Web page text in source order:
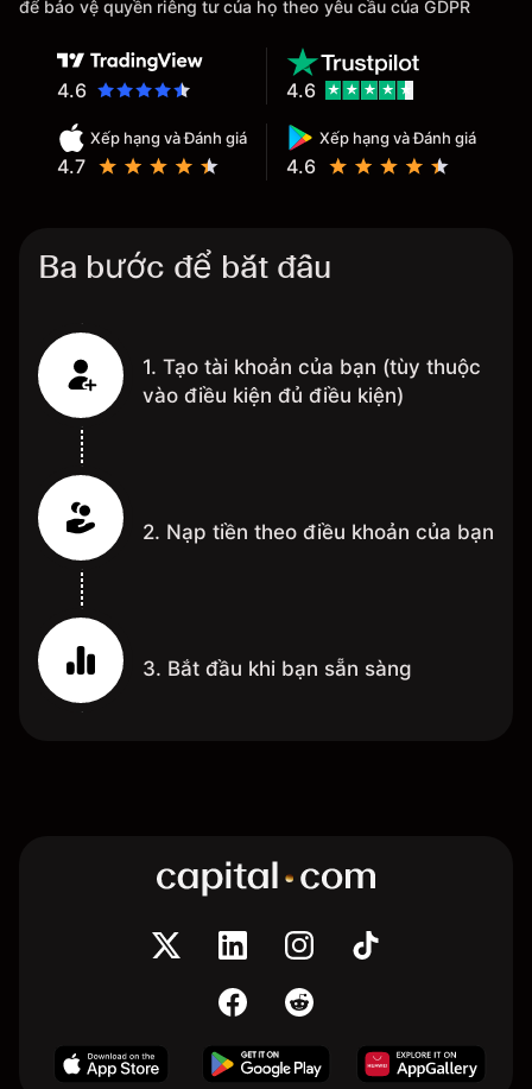
để bảo vệ quyền riêng tư của họ theo yêu cầu của GDPR
4.6
Xếp hạng và Đánh giá
4.7
Xếp hạng và Đánh giá
4.6
4.6
Ba bước để bắt đầu
1. Tạo tài khoản của bạn (tùy thuộc
vào điều kiện đủ điều kiện)
2. Nạp tiền theo điều khoản của bạn
3. Bắt đầu khi bạn sẵn sàng